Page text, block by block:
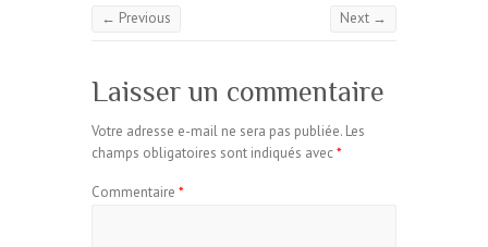
← Previous Next →
Laisser un commentaire
Votre adresse e-mail ne sera pas publiée. Les
champs obligatoires sont indiqués avec*
Commentaire *